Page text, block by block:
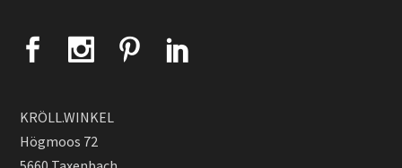
KRÖLL.WINKEL
Högmoos 72